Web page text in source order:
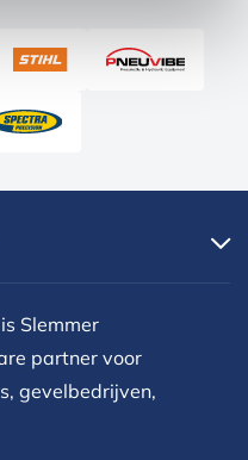
Slemmer
partner voor
gevelbedrijven,